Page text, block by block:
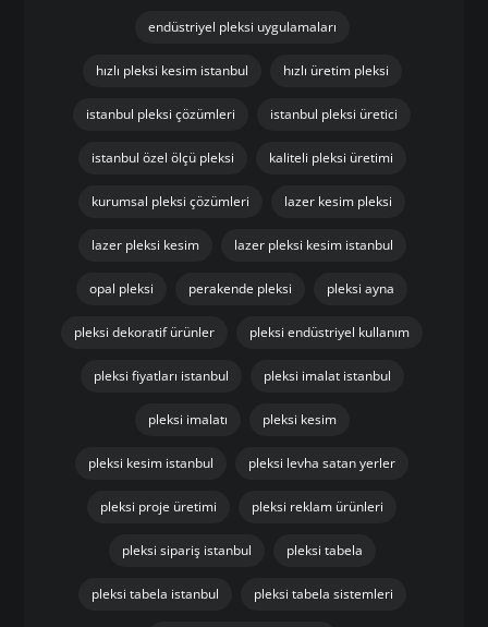
endüstriyel pleksi uygulamaları
hızlı pleksi kesim istanbul hızlı üretim pleksi
istanbul pleksi çözümleri istanbul pleksi üretici
istanbul özel ölçü pleksi kaliteli pleksi üretimi
kurumsal pleksi çözümleri lazer kesim pleksi
lazer pleksi kesim lazer pleksi kesim istanbul
opal pleksi perakende pleksi pleksi ayna
pleksi dekoratif ürünler pleksi endüstriyel kullanım
pleksi fiyatları istanbul pleksi imalat istanbul
pleksi imalatı pleksi kesim
pleksi kesim istanbul pleksi levha satan yerler
pleksi proje üretimi pleksi reklam ürünleri
pleksi sipariş istanbul pleksi tabela
pleksi tabela istanbul pleksi tabela sistemleri